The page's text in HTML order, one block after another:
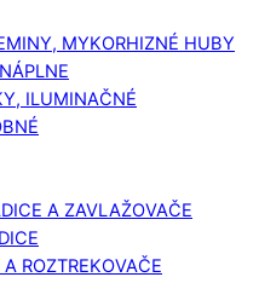
MYKORHIZNÉ HUBY
ILUMINAČNÉ
A ZAVLAŽOVAČE
ROZTREKOVAČE